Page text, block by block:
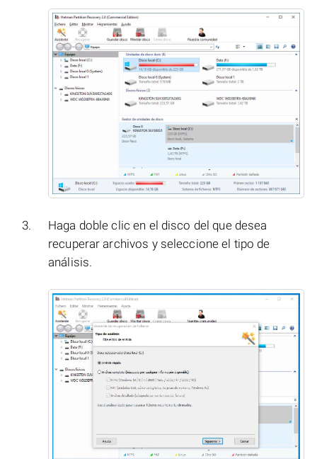
Haga doble clic en el disco del que desea
recuperar archivos y seleccione el tipo de
análisis.